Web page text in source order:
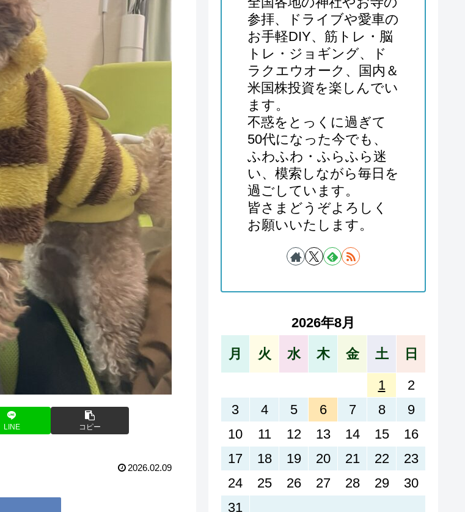
LINE コピー
2026.02.09
参拝、ドライブや愛車の
お手軽DIY、筋トレ・脳
トレ・ジョギング、ド
ラクエウオーク、国内＆
米国株投資を楽しんでい
ます。
不惑をとっくに過ぎて
50代になった今でも、
ふわふわ・ふらふら迷
い、模索しながら毎日を
過ごしています。
皆さまどうぞよろしく
お願いいたします。
2026年8月
月 火 水 木 金 土 日
1
2
3
4 5 6 7 8
9
10
11 12 13 14 15
16
17
18 19 20 21 22
23
24
25 26 27 28 29
30
31